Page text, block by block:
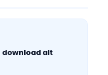
download alt